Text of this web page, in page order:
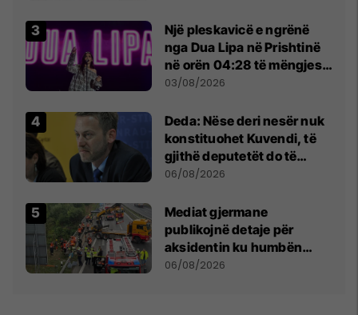
Një pleskavicë e ngrënë
nga Dua Lipa në Prishtinë
në orën 04:28 të mëngjesit
- dhe bota digjitale serbe
03/08/2026
Deda: Nëse deri nesër nuk
konstituohet Kuvendi, të
gjithë deputetët do të
bëjnë shkelje të rëndë
06/08/2026
Mediat gjermane
publikojnë detaje për
aksidentin ku humbën
jetën tre mërgimtarë nga
06/08/2026